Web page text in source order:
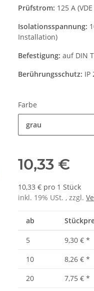
Prüfstrom: 125 A
Isolationsspannung:
Installation)
Befestigung: auf DIN
Berührungsschutz: IP
Farbe
grau
10,33 €
10,33 € pro 1 Stück
inkl. 19% USt. , zzgl.
ab
5 9,30 € *
10
8,26 € *
20
7,75 € *